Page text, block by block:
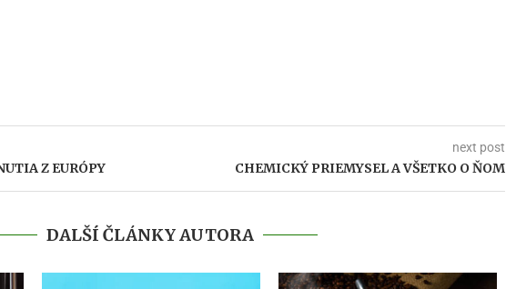
Z EURÓPY
next post
CHEMICKÝ PRIEMYSEL A VŠETKO O ŇOM
DALŠÍ ČLÁNKY AUTORA